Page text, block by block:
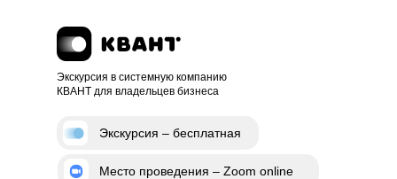
Экскурсия в системную компанию
КВАНТ для владельцев бизнеса
Экскурсия – бесплатная
Место проведения – Zoom online